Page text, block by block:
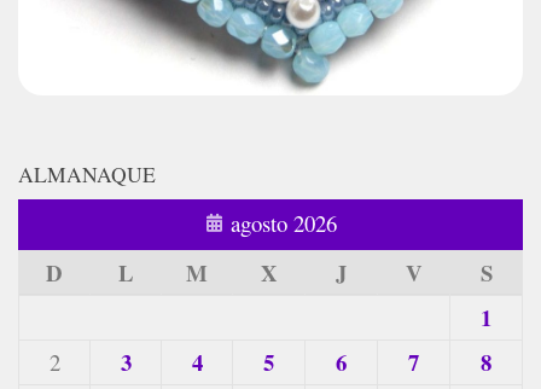
ALMANAQUE
agosto 2026
D L M X J V
S
1
2 3 4 5 6 7 8